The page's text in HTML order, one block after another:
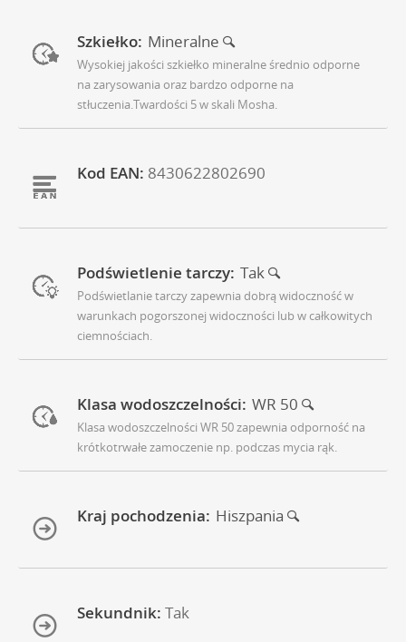
Szkiełko: Mineralne
Wysokiej jakości szkiełko mineralne średnio odporne
na zarysowania oraz bardzo odporne na
stłuczenia.Twardości 5 w skali Mosha.
Kod EAN: 8430622802690
Podświetlenie tarczy: Tak
Podświetlanie tarczy zapewnia dobrą widoczność w
warunkach pogorszonej widoczności lub w całkowitych
ciemnościach.
Klasa wodoszczelności: WR 50
Klasa wodoszczelności WR 50 zapewnia odporność na
krótkotrwałe zamoczenie np. podczas mycia rąk.
Kraj pochodzenia: Hiszpania
Sekundnik: Tak